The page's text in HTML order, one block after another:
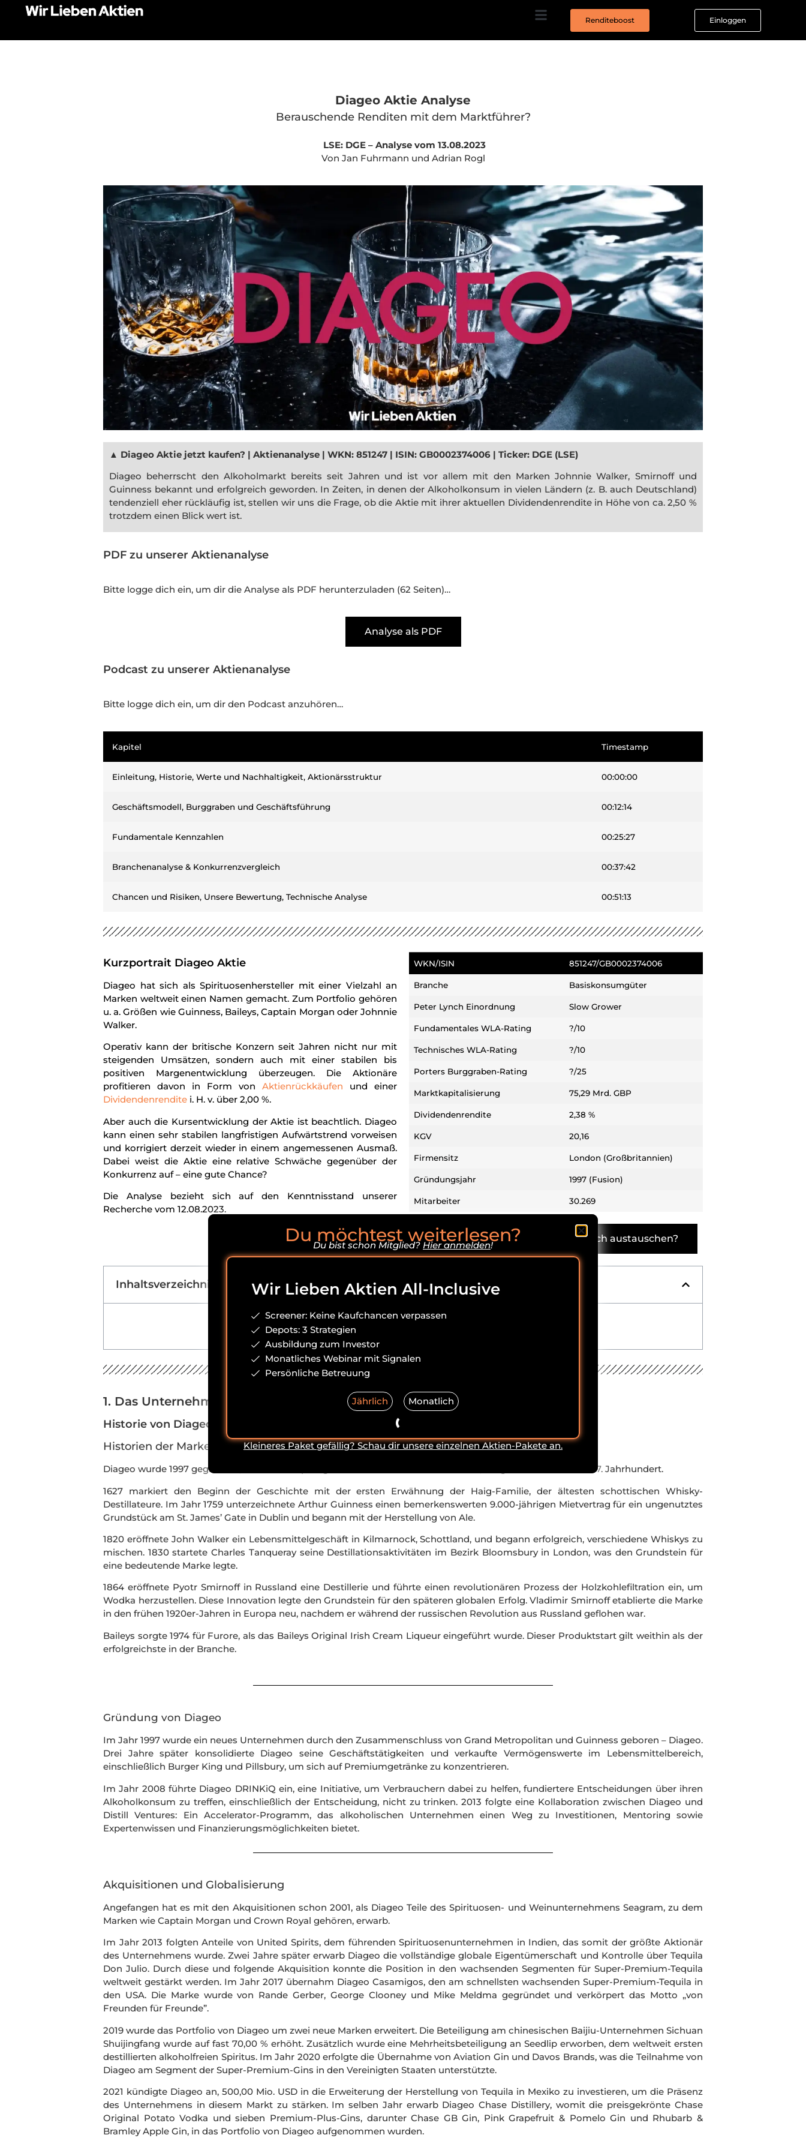
Renditeboost Einloggen
Diageo Aktie Analyse
Berauschende Renditen mit dem Marktführer?
LSE: DGE – Analyse vom 13.08.2023
Von Jan Fuhrmann und Adrian Rogl
▲ Diageo Aktie jetzt kaufen? | Aktienanalyse | WKN: 851247 | ISIN: GB0002374006 | Ticker: DGE (LSE)
Diageo beherrscht den Alkoholmarkt bereits seit Jahren und ist vor allem mit den Marken Johnnie Walker, Smirnoff und
Guinness bekannt und erfolgreich geworden. In Zeiten, in denen der Alkoholkonsum in vielen Ländern (z. B. auch Deutschland)
tendenziell eher rückläufig ist, stellen wir uns die Frage, ob die Aktie mit ihrer aktuellen Dividendenrendite in Höhe von ca. 2,50 %
trotzdem einen Blick wert ist.
PDF zu unserer Aktienanalyse
Bitte logge dich ein, um dir die Analyse als PDF herunterzuladen (62 Seiten)…
Analyse als PDF
Podcast zu unserer Aktienanalyse
Bitte logge dich ein, um dir den Podcast anzuhören…
Kapitel Timestamp
Einleitung, Historie, Werte und Nachhaltigkeit, Aktionärsstruktur 00:00:00
Geschäftsmodell, Burggraben und Geschäftsführung​ 00:12:14
Fundamentale Kennzahlen 00:25:27
Branchenanalyse & Konkurrenzvergleich 00:37:42
Chancen und Risiken, Unsere Bewertung, Technische Analyse 00:51:13
Kurzportrait Diageo Aktie
Diageo hat sich als Spirituosenhersteller mit einer Vielzahl an
Marken weltweit einen Namen gemacht. Zum Portfolio gehören
u. a. Größen wie Guinness, Baileys, Captain Morgan oder Johnnie
Walker.
Operativ kann der britische Konzern seit Jahren nicht nur mit
steigenden Umsätzen, sondern auch mit einer stabilen bis
positiven Margenentwicklung überzeugen. Die Aktionäre
profitieren davon in Form von Aktienrückkäufen und einer
Dividendenrendite i. H. v. über 2,00 %.
Aber auch die Kursentwicklung der Aktie ist beachtlich. Diageo
kann einen sehr stabilen langfristigen Aufwärtstrend vorweisen
und korrigiert derzeit wieder in einem angemessenen Ausmaß.
Dabei weist die Aktie eine relative Schwäche gegenüber der
Konkurrenz auf – eine gute Chance?
Die Analyse bezieht sich auf den Kenntnisstand unserer
Recherche vom 12.08.2023.
WKN/ISIN 851247/GB0002374006
Branche Basiskonsumgüter
Peter Lynch Einordnung Slow Grower
Fundamentales WLA-Rating ?/10
Technisches WLA-Rating ?/10
Porters Burggraben-Rating ?/25
Marktkapitalisierung 75,29 Mrd. GBP
Dividendenrendite 2,38 %
KGV 20,16
Firmensitz London (Großbritannien)
Gründungsjahr 1997 (Fusion)
Mitarbeiter 30.269
Du hast Fragen oder möchtest dich austauschen?
Inhaltsverzeichnis Diageo Aktie Analyse
1. Das Unternehmen Diageo
Historie von Diageo
Historien der Marken
Diageo wurde 1997 gegründet, doch die Ursprünge der Marken reichen weit zurück, einige von ihnen bis ins 17. Jahrhundert.
1627 markiert den Beginn der Geschichte mit der ersten Erwähnung der Haig-Familie, der ältesten schottischen Whisky-
Destillateure. Im Jahr 1759 unterzeichnete Arthur Guinness einen bemerkenswerten 9.000-jährigen Mietvertrag für ein ungenutztes
Grundstück am St. James’ Gate in Dublin und begann mit der Herstellung von Ale.
1820 eröffnete John Walker ein Lebensmittelgeschäft in Kilmarnock, Schottland, und begann erfolgreich, verschiedene Whiskys zu
mischen. 1830 startete Charles Tanqueray seine Destillationsaktivitäten im Bezirk Bloomsbury in London, was den Grundstein für
eine bedeutende Marke legte.
1864 eröffnete Pyotr Smirnoff in Russland eine Destillerie und führte einen revolutionären Prozess der Holzkohlefiltration ein, um
Wodka herzustellen. Diese Innovation legte den Grundstein für den späteren globalen Erfolg. Vladimir Smirnoff etablierte die Marke
in den frühen 1920er-Jahren in Europa neu, nachdem er während der russischen Revolution aus Russland geflohen war.
Baileys sorgte 1974 für Furore, als das Baileys Original Irish Cream Liqueur eingeführt wurde. Dieser Produktstart gilt weithin als der
erfolgreichste in der Branche.
Gründung von Diageo
Im Jahr 1997 wurde ein neues Unternehmen durch den Zusammenschluss von Grand Metropolitan und Guinness geboren – Diageo.
Drei Jahre später konsolidierte Diageo seine Geschäftstätigkeiten und verkaufte Vermögenswerte im Lebensmittelbereich,
einschließlich Burger King und Pillsbury, um sich auf Premiumgetränke zu konzentrieren.
Im Jahr 2008 führte Diageo DRINKiQ ein, eine Initiative, um Verbrauchern dabei zu helfen, fundiertere Entscheidungen über ihren
Alkoholkonsum zu treffen, einschließlich der Entscheidung, nicht zu trinken. 2013 folgte eine Kollaboration zwischen Diageo und
Distill Ventures: Ein Accelerator-Programm, das alkoholischen Unternehmen einen Weg zu Investitionen, Mentoring sowie
Expertenwissen und Finanzierungsmöglichkeiten bietet.
Akquisitionen und Globalisierung
Angefangen hat es mit den Akquisitionen schon 2001, als Diageo Teile des Spirituosen- und Weinunternehmens Seagram, zu dem
Marken wie Captain Morgan und Crown Royal gehören, erwarb.
Im Jahr 2013 folgten Anteile von United Spirits, dem führenden Spirituosenunternehmen in Indien, das somit der größte Aktionär
des Unternehmens wurde. Zwei Jahre später erwarb Diageo die vollständige globale Eigentümerschaft und Kontrolle über Tequila
Don Julio. Durch diese und folgende Akquisition konnte die Position in den wachsenden Segmenten für Super-Premium-Tequila
weltweit gestärkt werden. Im Jahr 2017 übernahm Diageo Casamigos, den am schnellsten wachsenden Super-Premium-Tequila in
den USA. Die Marke wurde von Rande Gerber, George Clooney und Mike Meldma gegründet und verkörpert das Motto „von
Freunden für Freunde”.
2019 wurde das Portfolio von Diageo um zwei neue Marken erweitert. Die Beteiligung am chinesischen Baijiu-Unternehmen Sichuan
Shuijingfang wurde auf fast 70,00 % erhöht. Zusätzlich wurde eine Mehrheitsbeteiligung an Seedlip erworben, dem weltweit ersten
destillierten alkoholfreien Spiritus. Im Jahr 2020 erfolgte die Übernahme von Aviation Gin und Davos Brands, was die Teilnahme von
Diageo am Segment der Super-Premium-Gins in den Vereinigten Staaten unterstützte.
2021 kündigte Diageo an, 500,00 Mio. USD in die Erweiterung der Herstellung von Tequila in Mexiko zu investieren, um die Präsenz
des Unternehmens in diesem Markt zu stärken. Im selben Jahr erwarb Diageo Chase Distillery, womit die preisgekrönte Chase
Original Potato Vodka und sieben Premium-Plus-Gins, darunter Chase GB Gin, Pink Grapefruit & Pomelo Gin und Rhubarb &
Bramley Apple Gin, in das Portfolio von Diageo aufgenommen wurden.
Du möchtest weiterlesen?
Du bist schon Mitglied? Hier anmelden!
Wir Lieben Aktien All-Inclusive
Screener: Keine Kaufchancen verpassen
Depots: 3 Strategien
Ausbildung zum Investor
Monatliches Webinar mit Signalen
Persönliche Betreuung
Jährlich Monatlich
Kleineres Paket gefällig? Schau dir unsere einzelnen Aktien-Pakete an.